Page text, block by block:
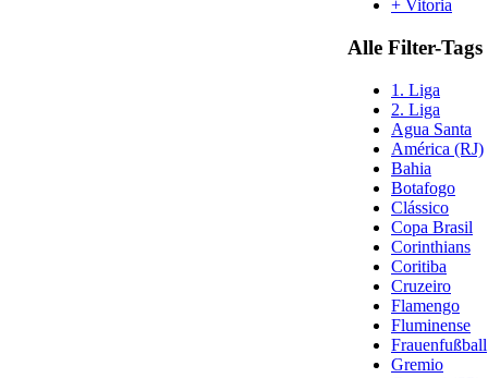
+ Vitoria
Alle Filter-Tags
1. Liga
2. Liga
Agua Santa
América (RJ)
Bahia
Botafogo
Clássico
Copa Brasil
Corinthians
Coritiba
Cruzeiro
Flamengo
Fluminense
Frauenfußball
Gremio